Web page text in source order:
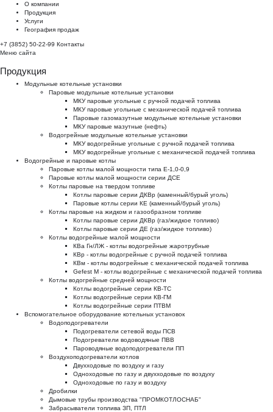
О компании
Продукция
Услуги
География продаж
+7 (3852) 50-22-99 Контакты
Меню сайта
Продукция
Модульные котельные установки
Паровые модульные котельные установки
МКУ паровые угольные с ручной подачей топлива
МКУ паровые угольные с механической подачей топлива
Паровые газомазутные модульные котельные установки
МКУ паровые мазутные (нефть)
Водогрейные модульные котельные установки
МКУ водогрейные угольные с ручной подачей топлива
МКУ водогрейные угольные с механической подачей топлива
Водогрейные и паровые котлы
Паровые котлы малой мощности типа Е-1,0-0,9
Паровые котлы малой мощности серии ДСЕ
Котлы паровые на твердом топливе
Котлы паровые серии ДКВр (каменный/бурый уголь)
Паровые котлы серии КЕ (каменный/бурый уголь)
Котлы паровые на жидком и газообразном топливе
Котлы паровые серии ДКВр (газ/жидкое топливо)
Котлы паровые серии ДЕ (газ/жидкое топливо)
Котлы водогрейные малой мощности
КВа Гн/ЛЖ - котлы водогрейные жаротрубные
КВр - котлы водогрейные с ручной подачей топлива
КВм - котлы водогрейные с механической подачей топлива
Gefest M - котлы водогрейные с механической подачей топлива
Котлы водогрейные средней мощности
Котлы водогрейные серии КВ-ТС
Котлы водогрейные серии КВ-ГМ
Котлы водогрейные серии ПТВМ
Вспомогательное оборудование котельных установок
Водоподогреватели
Подогреватели сетевой воды ПСВ
Подогреватели водоводяные ПВВ
Пароводяные водоподогреватели ПП
Воздухоподогреватели котлов
Двухходовые по воздуху и газу
Одноходовые по газу и двухходовые по воздуху
Одноходовые по газу и воздуху
Дробилки
Дымовые трубы производства "ПРОМКОТЛОСНАБ"
Забрасыватели топлива ЗП, ПТЛ